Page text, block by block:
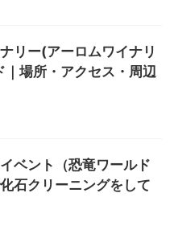
リー(アーロムワイナリ
｜場所・アクセス・周辺
ベント（恐竜ワールド
石クリーニングをして